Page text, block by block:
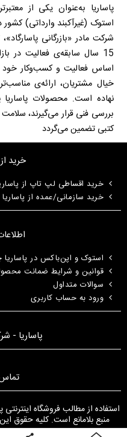
پاساریا به‌عنوان یکی از
شرکت مادر «بازرگانی
15 سال سابقه‌ی فعالیت در
اساس فعالیت و کسب‌وکار
خیال مشتریان، ارائه‌ی
نهاده است. محصولات
بررسی فنی قرار می‌گیرند،
کتبی تضمین می‌گردد
خرید
خرید اقساطی لپ تاپ از
خرید سازمانی/عمده از پاساریا
استوک و اپن‌باکس در
قوانین و شرایط ضمانت
سوالات متداول
ورود به حساب کاربری
پاساریا -
استفاده از مطالب فروشگاه
منبع بلامانع است. کلیه حقوق